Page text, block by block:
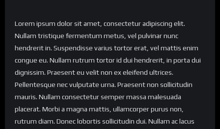
Lorem ipsum dolor sit amet, consectetur adipiscing elit.
Nullam tristique fermentum metus, vel pulvinar nunc
hendrerit in. Suspendisse varius tortor erat, vel mattis enim
congue eu. Nullam rutrum tortor id dui hendrerit, in porta dui
dignissim. Praesent eu velit non ex eleifend ultrices.
Pellentesque nec vulputate urna. Praesent non sollicitudin
mauris. Nullam consectetur semper massa malesuada
placerat. Morbi a magna mattis, ullamcorper purus non,
rutrum diam. Donec lobortis sollicitudin dui. Nullam ac lacus